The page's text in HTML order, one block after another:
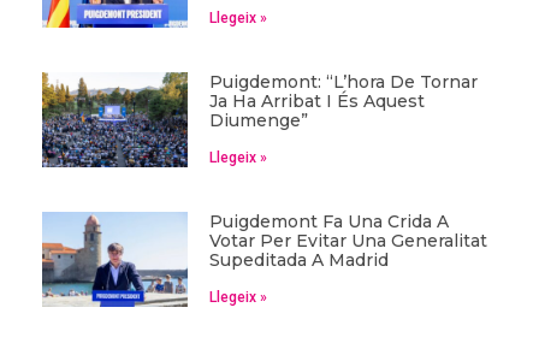
Llegeix »
Puigdemont: “L’hora De Tornar
Ja Ha Arribat I És Aquest
Diumenge”
Llegeix »
Puigdemont Fa Una Crida A
Votar Per Evitar Una Generalitat
Supeditada A Madrid
Llegeix »